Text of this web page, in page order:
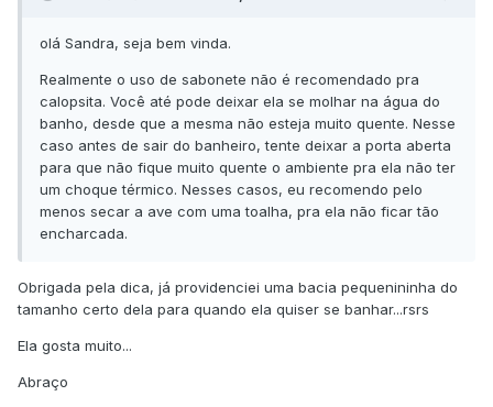
olá Sandra, seja bem vinda.
Realmente o uso de sabonete não é recomendado pra
calopsita. Você até pode deixar ela se molhar na água do
banho, desde que a mesma não esteja muito quente. Nesse
caso antes de sair do banheiro, tente deixar a porta aberta
para que não fique muito quente o ambiente pra ela não ter
um choque térmico. Nesses casos, eu recomendo pelo
menos secar a ave com uma toalha, pra ela não ficar tão
encharcada.
​Obrigada pela dica, já providenciei uma bacia pequenininha do
tamanho certo dela para quando ela quiser se banhar...rsrs
Ela gosta muito...
Abraço